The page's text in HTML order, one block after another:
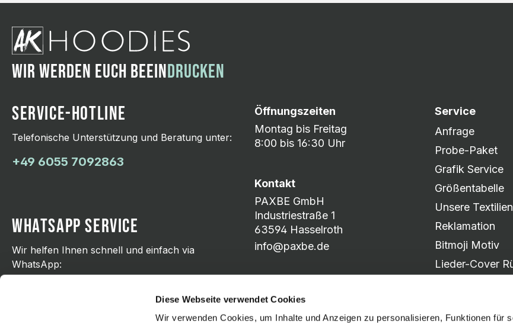
Diese Webseite verwendet Cookies
Wir verwenden Cookies, um Inhalte und Anzeigen zu personalisieren, Funktionen für
WIR WERDEN EUCH BEEINDRUCKEN
SERVICE-HOTLINE
Telefonische Unterstützung und Beratung unter:
+49 6055 7092863
WHATSAPP SERVICE
Wir helfen Ihnen schnell und einfach via
WhatsApp:
Öffnungszeiten
Montag bis Freitag
8:00 bis 16:30 Uhr
Kontakt
PAXBE GmbH
Industriestraße 1
63594 Hasselroth
info@paxbe.de
Service
Anfrage
Probe-Paket
Grafik Service
Größentabelle
Unsere Textilien
Reklamation
Bitmoji Motiv
Lieder-Cover